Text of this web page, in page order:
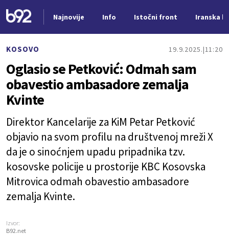
Najnovije Info Istočni front Iranska
KOSOVO 19.9.2025. 11:20
Oglasio se Petković: Odmah sam
obavestio ambasadore zemalja
Kvinte
Direktor Kancelarije za KiM Petar Petković
objavio na svom profilu na društvenoj mreži X
da je o sinoćnjem upadu pripadnika tzv.
kosovske policije u prostorije KBC Kosovska
Mitrovica odmah obavestio ambasadore
zemalja Kvinte.
Izvor:
B92.net